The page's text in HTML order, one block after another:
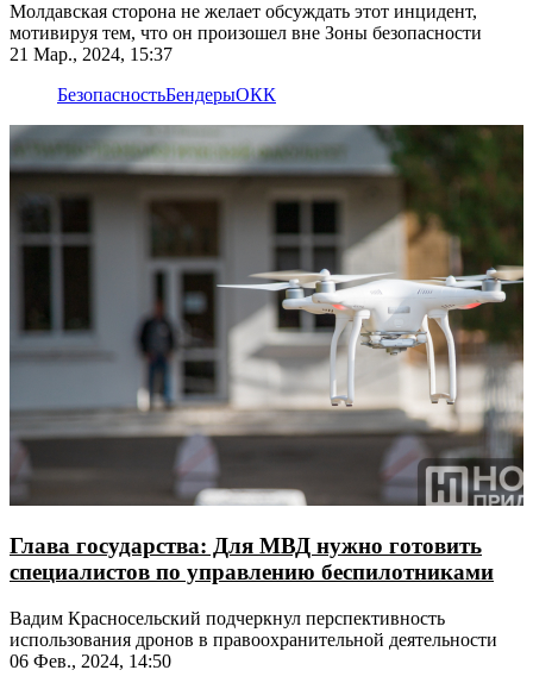
Молдавская сторона не желает обсуждать этот инцидент,
мотивируя тем, что он произошел вне Зоны безопасности
21 Мар., 2024, 15:37
БезопасностьБендерыОКК
Глава государства: Для МВД нужно готовить
специалистов по управлению беспилотниками
Вадим Красносельский подчеркнул перспективность
использования дронов в правоохранительной деятельности
06 Фев., 2024, 14:50